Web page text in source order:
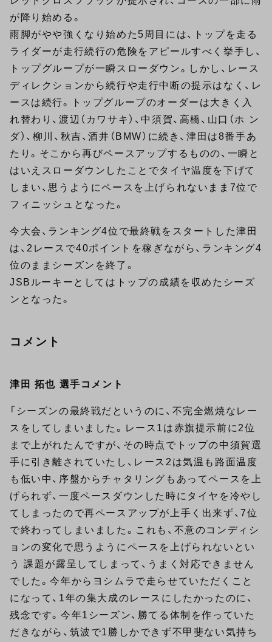
が降り始める。
雨脚がやや強くなり始めた5周目には、トップを走る
ライダーが走行続行の危険をアピールすべく挙手し、
トップグループが一瞬スローダウン。しかし、レース
ディレクションから続行や走行中断の提示はなく、レ
ースは続行。トップグループのオーダーは大きく入
れ替わり、渡辺（カワサキ）、中須賀、高橋、山口（ホ ン
ダ）、柳川、秋吉、酒井（BMW）に続き、津田は8番手あ
たり。そこから再びペースアップするものの、一瞬と
はいえスローダウンしたことでタイヤ温度を下げて
しまい、思うようにペースを上げられないまま7位で
フィニッシュとなった。
今大会、ランキング4位で最終戦をスタートした津田
は、2レースで40ポイントを稼ぎながら、ランキング4
位のままシーズンを終了。
JSBルーキーとしてはトップの成績を収めたシーズ
ンとなった。
コメント
津田 拓也 選手コメント
「シーズンの最終戦だというのに、不完全燃焼なレー
スをしてしまいました。レース1は赤旗提示前に2位
まで上がれたんですが、その時点でトップの中須賀選
手に引き離されていたし、レース2は気温も路面温度
も低い中、序盤からチャタリングもあってペースを上
げられず、一度ペースダウンした時にタイヤを冷やし
てしまったので再ペースアップが上手く出来ず、7位
で終わってしまいました。これも、不意のコンディシ
ョンの変化で思うようにペースを上げられないとい
う 課題が露呈してしまって、うまく対応できません
でした。今年からヨシムラで走らせていただくこと
になって、1年の集大成のレースにしたかったのに、
残念です。今年1シーズン、勝てる体制を作っていた
だきながら、筑波で1勝しかできず不甲斐ない気持ち